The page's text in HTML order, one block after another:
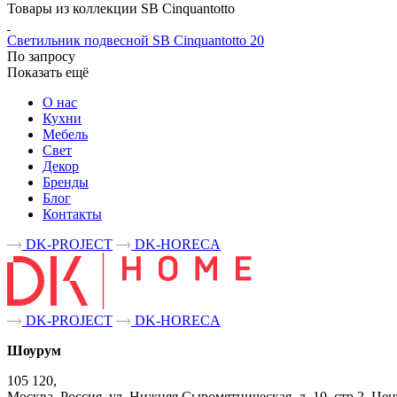
Товары из коллекции SB Cinquantotto
Светильник подвесной SB Cinquantotto 20
По запросу
Показать ещё
О нас
Кухни
Мебель
Свет
Декор
Бренды
Блог
Контакты
DK-PROJECT
DK-HORECA
DK-PROJECT
DK-HORECA
Шоурум
105 120,